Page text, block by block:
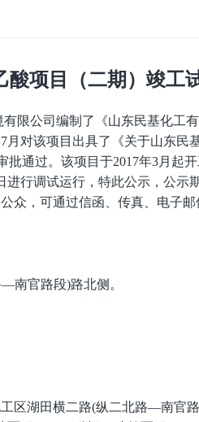
酸项目（二期）竣工
限公司编制了《山东民基化工
月对该项目出具了《关于山东民
通过。 该项目于2017年3月起
行调试运行，特此公示，公示
众，可通过信函、传真、电子
南官路段)路北侧。
区湖田横二路(纵二北路—南官